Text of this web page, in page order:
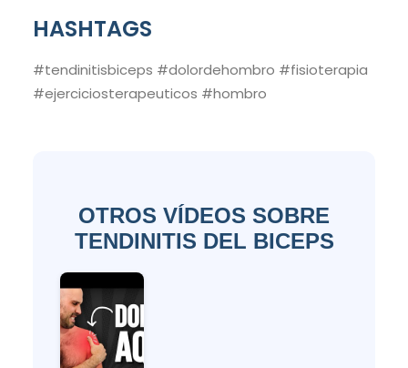
HASHTAGS
#tendinitisbiceps #dolordehombro #fisioterapia
#ejerciciosterapeuticos #hombro
OTROS VÍDEOS SOBRE
TENDINITIS DEL BICEPS